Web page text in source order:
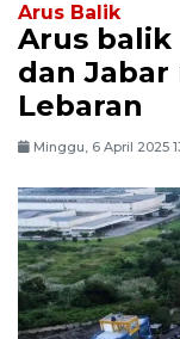
Arus Balik
Arus
dan Jabar
Lebaran
Minggu, 6 April 2025